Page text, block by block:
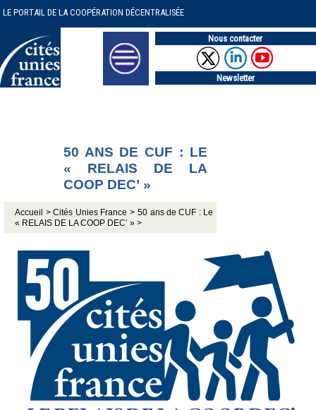
LE PORTAIL DE LA COOPÉRATION DÉCENTRALISÉE
Nous contacter
Newsletter
50 ANS DE CUF : LE
« RELAIS DE LA
COOP DEC’ »
Accueil >Cités Unies France > 50 ans de CUF : Le
« RELAIS DE LA COOP DEC’ » >